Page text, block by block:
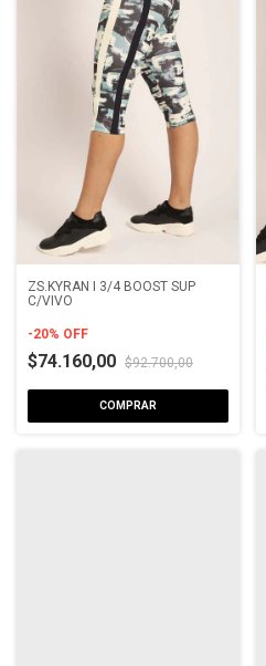
ZS.KYRAN I 3/4 BOOST SUP
C/VIVO
-20% OFF
$74.160,00 $92.700,00
COMPRAR